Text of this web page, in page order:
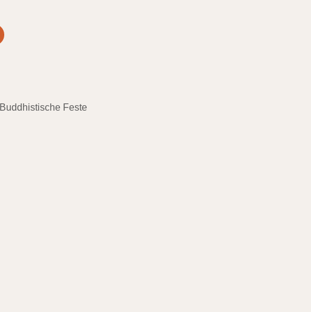
Buddhistische Feste